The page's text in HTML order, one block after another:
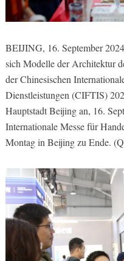
BEIJING, 16. September
sich Modelle der Architektur
der Chinesischen
Dienstleistungen (CIFTIS)
Hauptstadt Beijing an, 16.
Internationale Messe für
Montag in Beijing zu Ende.